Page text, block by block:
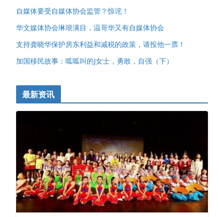
自媒体要受自媒体协会监管？惊诧！
华文媒体协会琳琅满目，温哥华又有自媒体协会
支持龚晓华保护房东利益和减税的政策，请投他一票！
加国移民故事：呱呱叫的J女士，勇敢，自强（下）
最新资讯